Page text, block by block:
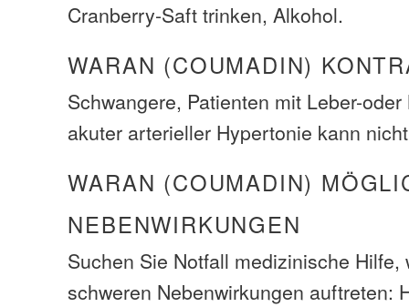
Cranberry-Saft trinken, Alkohol.
WARAN (COUMADIN)
Schwangere, Patienten mit Leber-
akuter arterieller Hypertonie kann
WARAN (COUMADIN)
NEBENWIRKUNGEN
Suchen Sie Notfall medizinische Hilfe,
schweren Nebenwirkungen auftreten: